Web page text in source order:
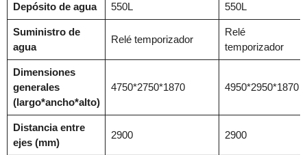
Depósito de agua 550L 550L
Suministro de
agua
Relé temporizador
Relé
temporizador
Dimensiones
generales
(largo*ancho*alto)
4750*2750*1870 4950*2950*1870
Distancia entre
ejes (mm)
2900 2900